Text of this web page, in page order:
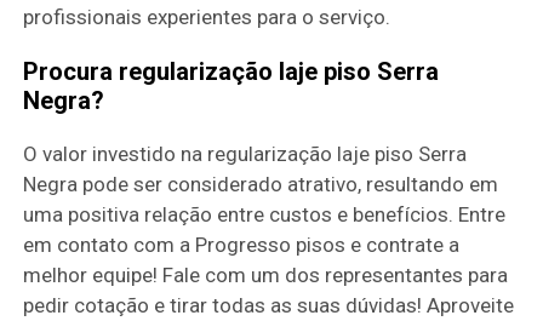
profissionais experientes para o serviço.
Procura regularização laje piso Serra
Negra?
O valor investido na regularização laje piso Serra
Negra pode ser considerado atrativo, resultando em
uma positiva relação entre custos e benefícios. Entre
em contato com a Progresso pisos e contrate a
melhor equipe! Fale com um dos representantes para
pedir cotação e tirar todas as suas dúvidas! Aproveite